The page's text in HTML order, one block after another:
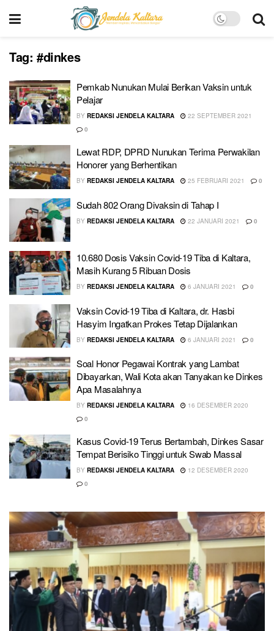
Tag: #dinkes
Pemkab Nunukan Mulai Berikan Vaksin untuk
Pelajar
BY REDAKSI JENDELA KALTARA
22 SEPTEMBER 2021
0
Lewat RDP, DPRD Nunukan Terima Perwakilan
Honorer yang Berhentikan
BY REDAKSI JENDELA KALTARA 25 FEBRUARI 2021 0
Sudah 802 Orang Divaksin di Tahap I
BY REDAKSI JENDELA KALTARA 22 JANUARI 2021 0
10.680 Dosis Vaksin Covid-19 Tiba di Kaltara,
Masih Kurang 5 Ribuan Dosis
BY REDAKSI JENDELA KALTARA 6 JANUARI 2021 0
Vaksin Covid-19 Tiba di Kaltara, dr. Hasbi
Hasyim Ingatkan Prokes Tetap Dijalankan
BY REDAKSI JENDELA KALTARA 6 JANUARI 2021 0
Soal Honor Pegawai Kontrak yang Lambat
Dibayarkan, Wali Kota akan Tanyakan ke Dinkes
Apa Masalahnya
BY REDAKSI JENDELA KALTARA
16 DESEMBER 2020
0
Kasus Covid-19 Terus Bertambah, Dinkes Sasar
Tempat Berisiko Tinggi untuk Swab Massal
BY REDAKSI JENDELA KALTARA
12 DESEMBER 2020
0